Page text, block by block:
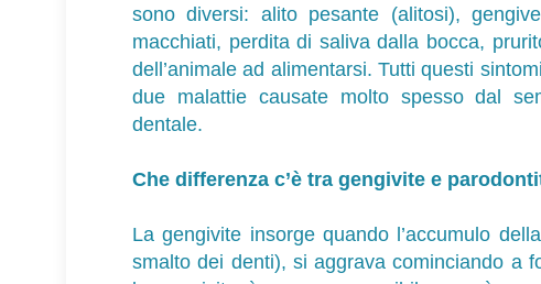
sono diversi: alito pesante (alitosi),
macchiati, perdita di saliva dalla bocca,
dell’animale ad alimentarsi. Tutti questi
due malattie causate molto spesso dal
dentale.
Che differenza c’è tra gengivite e
La gengivite insorge quando l’accumulo
smalto dei denti), si aggrava cominciando a